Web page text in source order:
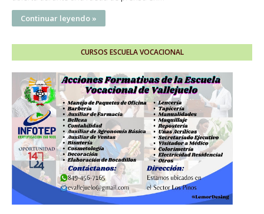
Continuar leyendo »
CURSOS ESCUELA VOCACIONAL